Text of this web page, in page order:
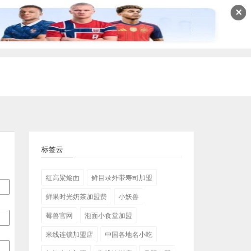
✕
标签云
红高粱烩面
鲜目录外带寿司加盟
鲜果时光奶茶加盟费
小妖兽
莓兽官网
泡面小食堂加盟
米线连锁加盟店
中国各地名小吃